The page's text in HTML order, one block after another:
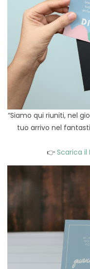
“Siamo qui riuniti, nel
tuo arrivo nel
👉 Scarica il